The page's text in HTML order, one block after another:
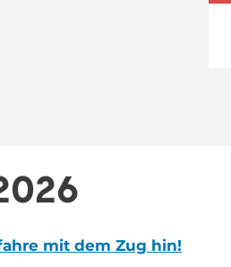
mit dem Zug hin!